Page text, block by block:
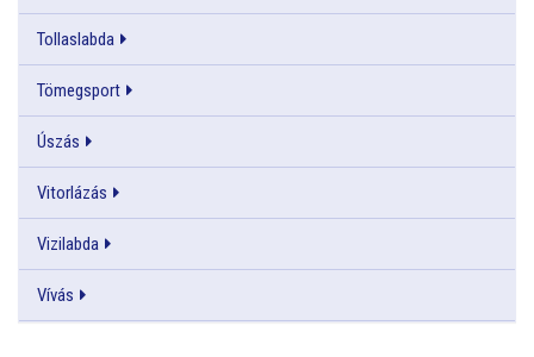
Tollaslabda
Tömegsport
Úszás
Vitorlázás
Vizilabda
Vívás